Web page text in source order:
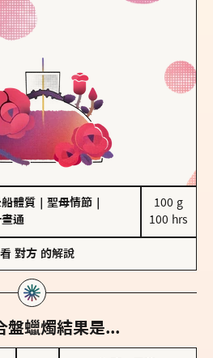
體質 聖母情節
通
100 g
100 hrs
對方 的解說
盤蠟燭結果是...